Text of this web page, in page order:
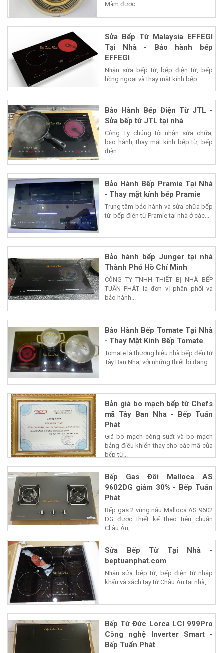
Mâm được...
Sửa Bếp Từ Malaysia EFFEGI
Tại Nhà - Bảo hành bếp
EFFEGI
Nhận sửa bếp từ, bếp điện từ, bếp
hồng ngoại và thay mặt kính bếp...
Bảo Hành Bếp Điện Từ JTL -
Sửa bếp từ JTL tại nhà
Công Ty chúng tội nhận sửa chữa,
bảo hành, thay mặt kính bếp từ, bếp
điện...
Bảo Hành Bếp Pramie Tại Nhà
- Thay mặt kính bếp Pramie
Trung tâm bảo hành và sửa chữa bếp
từ, bếp điện từ Pramie tại nhà ở các...
Bảo hành bếp Junger tại nhà
Thành Phố Hồ Chí Minh
CÔNG TY TNHH THIẾT BỊ NHÀ BẾP
TUẤN PHÁT là đơn vị phân phối và
bảo hành...
Bảo Hành Bếp Tomate Tại Nhà
- Thay Mặt Kính Bếp Tomate
Tomate là thương hiệu nhà bếp đến từ
Tây Ban Nha, với những thiết bị đang...
Bản giá bo mạch bếp từ Chefs
mã Tây Ban Nha - Bếp Tuấn
Phát
Giá bo mạch công suất và bo mạch
bảng điều khiển thay cho các mã của
bếp từ...
Bếp Gas Đôi Malloca AS
9602DG giảm 30% - Bếp Tuấn
Phát
Bếp gas 2 vùng nấu Malloca AS 9602
DG được thiết kế theo tiêu chuẩn
Châu Âu,...
Sửa Bếp Từ Tại Nhà -
beptuanphat.com
Nhận sửa bếp từ, bếp điện từ nhập
khẩu và xách tay từ Châu Âu tại nhà,...
Bếp Từ Đức Lorca LCI 999Pro
Công nghệ Inverter Smart -
Bếp Tuấn Phát